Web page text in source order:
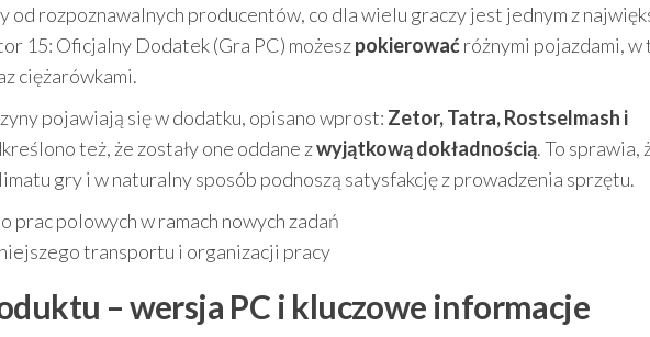
od rozpoznawalnych producentów, co dla wielu graczy jest jednym z
15: Oficjalny Dodatek (Gra PC) możeszpokierowaćróżnymi pojazdami, w
ciężarówkami.
pojawiają się w dodatku, opisano wprost: Zetor, Tatra, Rostselmash i
też, że zostały one oddane zwyjątkową dokładnością. To sprawia,
gry i w naturalny sposób podnoszą satysfakcję z prowadzenia sprzętu.
prac polowych w ramach nowych zadań
transportu i organizacji pracy
– wersja PC i kluczowe informacje